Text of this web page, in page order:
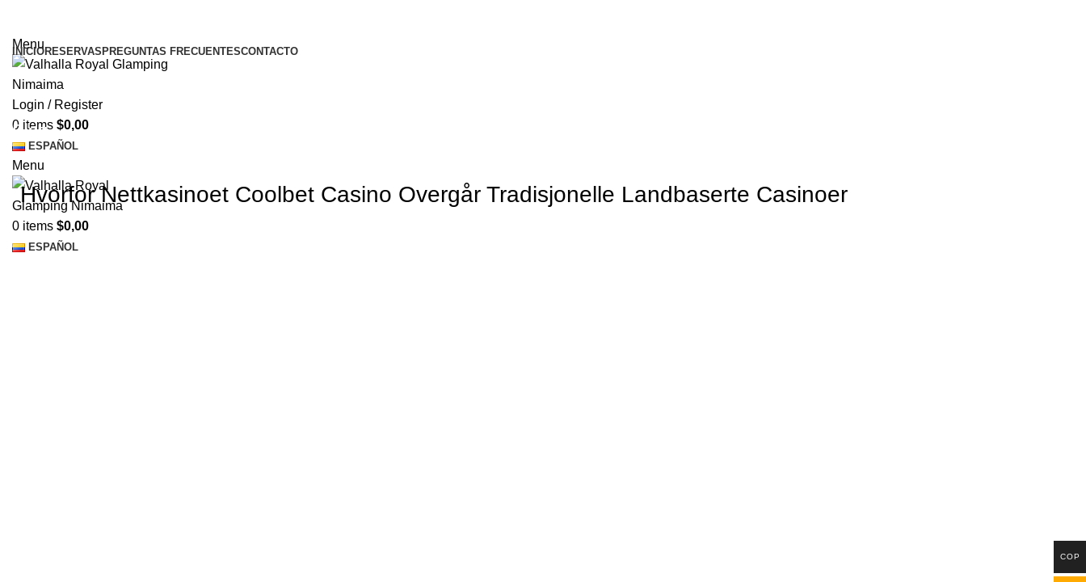
Menu
Login / Register
0 items $0,00
ESPAÑOL
Menu
0 items $0,00
ESPAÑOL
Blog
Hvorfor Nettkasinoet Coolbet Casino Overgår Tradisjonelle Landbaserte Casinoer
INICIORESERVAS PREGUNTAS FRECUENTESCONTACTO
COP